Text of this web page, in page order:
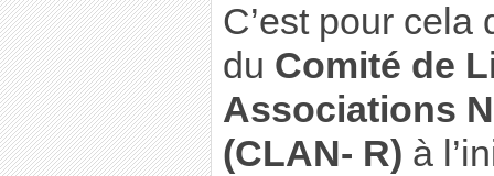
C’est pour cela
du Comité de
Associations
(CLAN- R) à